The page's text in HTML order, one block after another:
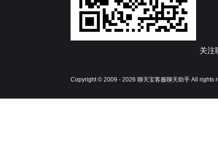
关注
Copyright © 2009 - 2026 聊天宝客服聊天助手 All rights